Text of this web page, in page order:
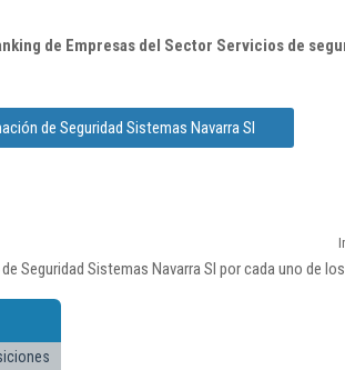
de Empresas del Sector Servicios de
de Seguridad Sistemas Navarra Sl
Seguridad Sistemas Navarra Sl por cada uno de